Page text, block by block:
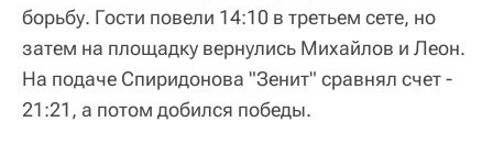
борьбу. Гости повели 14:10 в третьем сете, но
затем на площадку вернулись Михайлов и Леон.
На подаче Спиридонова "Зенит" сравнял счет -
21:21, а потом добился победы.